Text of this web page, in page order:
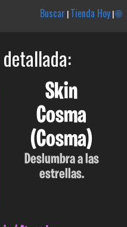
Buscar |Tienda Hoy|🌐
Skin
Cosma
(Cosma)
Deslumbra a las
estrellas.